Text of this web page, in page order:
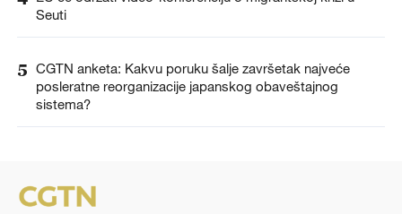
Seuti
5 CGTN anketa: Kakvu poruku šalje završetak najveće
posleratne reorganizacije japanskog obaveštajnog
sistema?